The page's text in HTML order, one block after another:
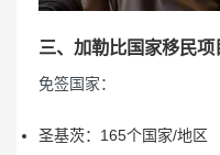
三、加勒比国家移民项
免签国家：
圣基茨：165个国家/地区